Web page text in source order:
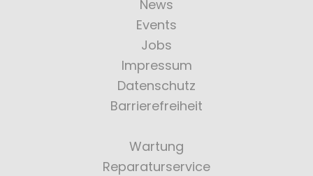
News
Events
Jobs
Impressum
Datenschutz
Barrierefreiheit
Wartung
Reparaturservice